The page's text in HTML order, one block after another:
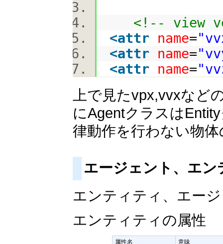
<!-- view
<attr name=
<attr name=
<attr name=
上で見たvpx,vvxなど
にAgentクラスは
律動作を行わない物
エージェント、エ
エンティティ、エー
エンティティの属性
属性名 意味